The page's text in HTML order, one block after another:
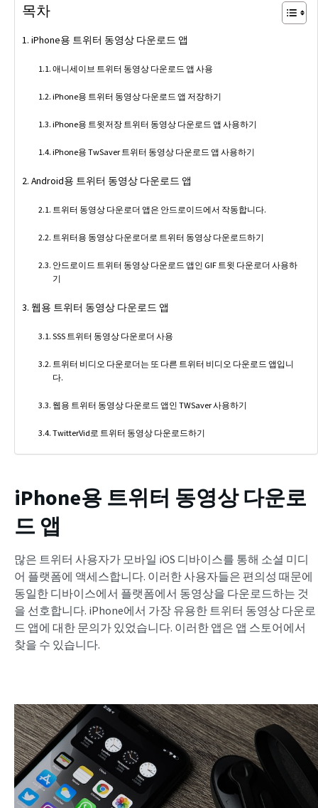
목차
iPhone용 트위터 동영상 다운로드 앱
애니세이브 트위터 동영상 다운로드 앱 사용
iPhone용 트위터 동영상 다운로드 앱 저장하기
iPhone용 트윗저장 트위터 동영상 다운로드 앱 사용하기
iPhone용 TwSaver 트위터 동영상 다운로드 앱 사용하기
Android용 트위터 동영상 다운로드 앱
트위터 동영상 다운로더 앱은 안드로이드에서 작동합니다.
트위터용 동영상 다운로더로 트위터 동영상 다운로드하기
안드로이드 트위터 동영상 다운로드 앱인 GIF 트윗 다운로더 사용하
기
웹용 트위터 동영상 다운로드 앱
SSS 트위터 동영상 다운로더 사용
트위터 비디오 다운로더는 또 다른 트위터 비디오 다운로드 앱입니
다.
웹용 트위터 동영상 다운로드 앱인 TWSaver 사용하기
TwitterVid로 트위터 동영상 다운로드하기
iPhone용 트위터 동영상 다운로
드 앱
많은 트위터 사용자가 모바일 iOS 디바이스를 통해 소셜 미디
어 플랫폼에 액세스합니다. 이러한 사용자들은 편의성 때문에
동일한 디바이스에서 플랫폼에서 동영상을 다운로드하는 것
을 선호합니다. iPhone에서 가장 유용한 트위터 동영상 다운로
드 앱에 대한 문의가 있었습니다. 이러한 앱은 앱 스토어에서
찾을 수 있습니다.